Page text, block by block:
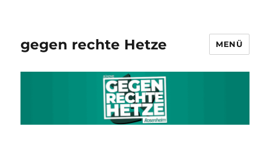
gegen rechte Hetze MENÜ